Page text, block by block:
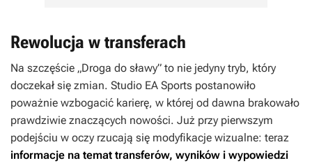
Rewolucja w transferach
Na szczęście „Droga do sławy” to nie jedyny tryb, który
doczekał się zmian. Studio EA Sports postanowiło
poważnie wzbogacić karierę, w której od dawna brakowało
prawdziwie znaczących nowości. Już przy pierwszym
podejściu w oczy rzucają się modyfikacje wizualne: teraz
informacje na temat transferów, wyników i wypowiedzi